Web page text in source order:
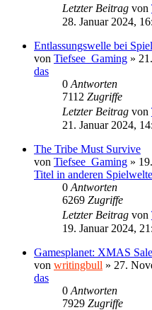
Letzter Beitrag von
28. Januar 2024,
Entlassungswelle bei
von Tiefsee_Gaming »
das
0 Antworten
7112 Zugriffe
Letzter Beitrag von
21. Januar 2024,
The Tribe Must Survive
von Tiefsee_Gaming »
Titel in anderen
0 Antworten
6269 Zugriffe
Letzter Beitrag von
19. Januar 2024,
Gamesplanet: XMAS
von writingbull » 27.
das
0 Antworten
7929 Zugriffe